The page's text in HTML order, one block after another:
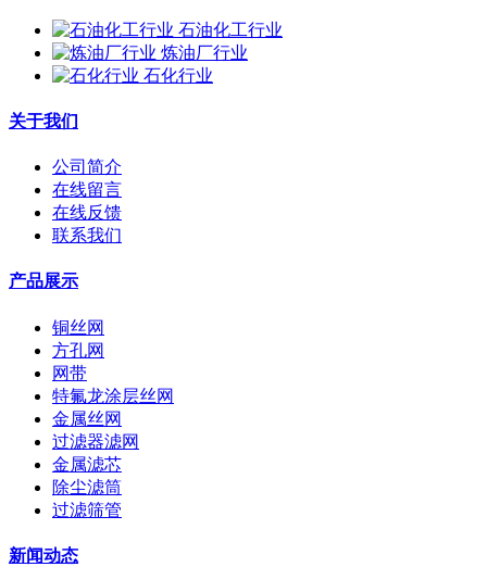
石油化工行业
炼油厂行业
石化行业
关于我们
公司简介
在线留言
在线反馈
联系我们
产品展示
铜丝网
方孔网
网带
特氟龙涂层丝网
金属丝网
过滤器滤网
金属滤芯
除尘滤筒
过滤筛管
新闻动态